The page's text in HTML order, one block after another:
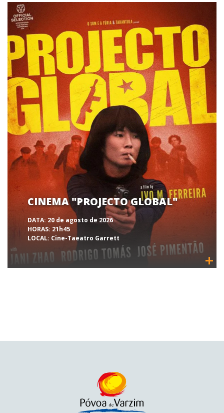
CINEMA "PROJECTO GLOBAL"
DATA: 20 de agosto de 2026
HORAS: 21h45
LOCAL: Cine-Taeatro Garrett